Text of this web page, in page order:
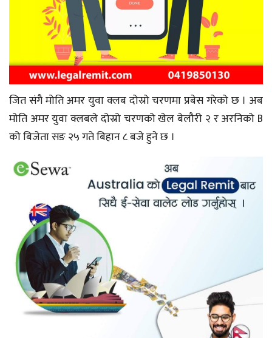
जित संगै मोति अमर युवा क्लब दोस्रो चरणमा प्रबेस गरेको छ । अब
मोति अमर युवा क्लबले दोस्रो चरणको खेल बेलौरी २ र अरनिको B
को बिजेता सङ २५ गते बिहान ८ बजे हुने छ ।